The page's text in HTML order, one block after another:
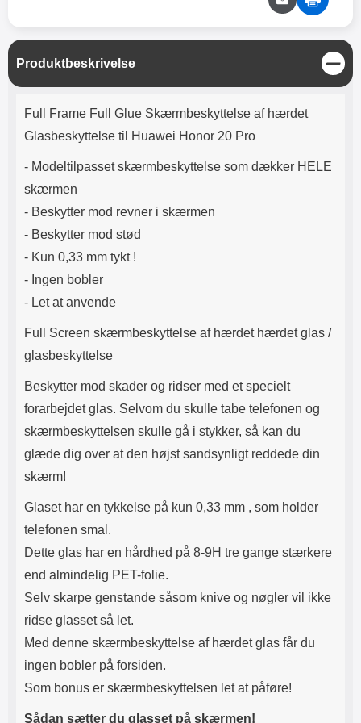
mærket Input: AC100-240V
50/60Hz 0.8A Max Output: USB:
DC5V/3.0A (15W) 9V/2.0A (18W)
12V/1.67A(PD20W) Total Effekt:
5V/3A Max Maximum output:
meter Farve: Hvid
Produktbeskrivelse
L
u
k
Produktbeskrivelse
Full Frame Full Glue Skærmbeskyttelse af hærdet
Glasbeskyttelse til Huawei Honor 20 Pro
- Modeltilpasset skærmbeskyttelse som dækker HELE
skærmen
- Beskytter mod revner i skærmen
- Beskytter mod stød
- Kun 0,33 mm tykt !
- Ingen bobler
- Let at anvende
Full Screen skærmbeskyttelse af hærdet hærdet glas /
glasbeskyttelse
Beskytter mod skader og ridser med et specielt
forarbejdet glas. Selvom du skulle tabe telefonen og
skærmbeskyttelsen skulle gå i stykker, så kan du
glæde dig over at den højst sandsynligt reddede din
skærm!
Glaset har en tykkelse på kun 0,33 mm , som holder
telefonen smal.
Dette glas har en hårdhed på 8-9H tre gange stærkere
end almindelig PET-folie.
Selv skarpe genstande såsom knive og nøgler vil ikke
ridse glasset så let.
Med denne skærmbeskyttelse af hærdet glas får du
ingen bobler på forsiden.
Som bonus er skærmbeskyttelsen let at påføre!
Sådan sætter du glasset på skærmen!